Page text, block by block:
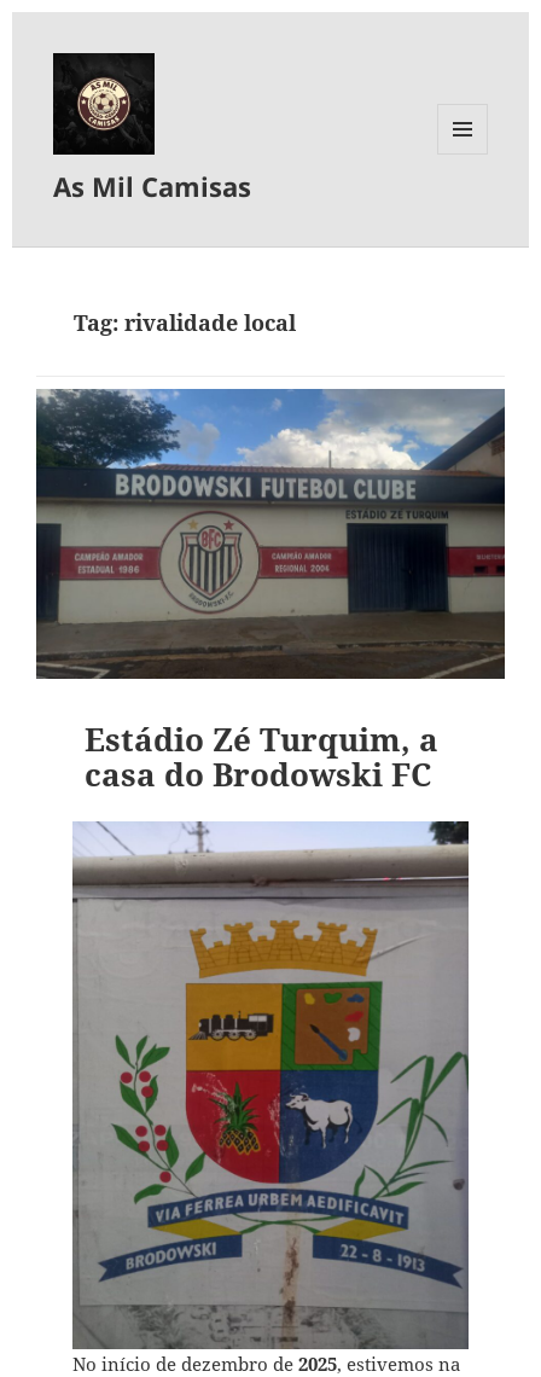
As Mil Camisas
Tag:rivalidade local
Estádio Zé Turquim, a
casa do Brodowski FC
No início de dezembro de 2025, estivemos na